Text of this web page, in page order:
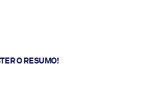
O RESUMO!